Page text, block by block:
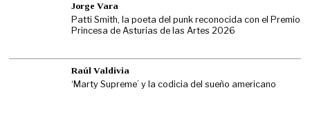
Jorge Vara
Patti Smith, la poeta del punk reconocida con el Premio
Princesa de Asturias de las Artes 2026
Raúl Valdivia
‘Marty Supreme’ y la codicia del sueño americano